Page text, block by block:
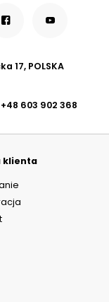
17, POLSKA
+48 603 902 368
klienta